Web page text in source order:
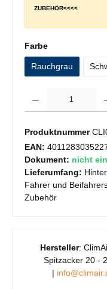
ZUBEHÖR<<<<
Farbeauswählen
Rauchgrau
Produktnummer
EAN:
Dokument: nicht
Lieferumfang:
Fahrer und
Zubehör
Hersteller:
Spitzacker 20 -
|